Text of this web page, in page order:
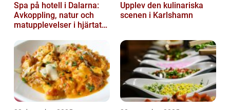
Spa på hotell i Dalarna:
Avkoppling, natur och
matupplevelser i hjärtat
Upplev den kulinariska
scenen i Karlshamn